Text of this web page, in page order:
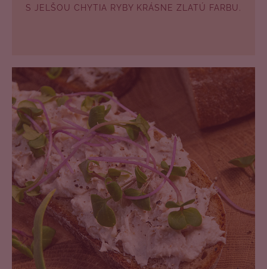
S JELŠOU CHYTIA RYBY KRÁSNE ZLATÚ FARBU.